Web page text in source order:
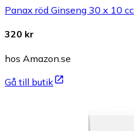
Panax röd Ginseng 30 x 10 cc
320 kr
hos Amazon.se
Gå till butik